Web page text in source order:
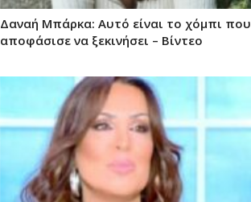
Δαναή Μπάρκα: Αυτό είναι το χόμπι που
αποφάσισε να ξεκινήσει – Βίντεο